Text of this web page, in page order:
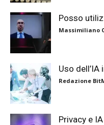
Posso
Massimiliano
Uso dell’IA
Redazione
Privacy e